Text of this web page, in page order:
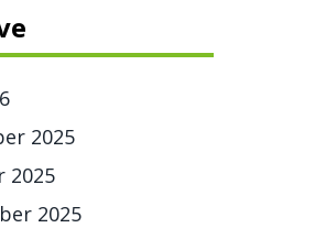
2025
2025
2025